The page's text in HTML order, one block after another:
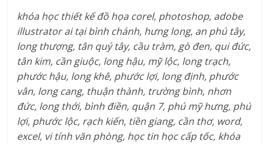
khóa học thiết kế đồ họa corel, photoshop, adobe
illustrator ai tại bình chánh, hưng long, an phú tây,
long thượng, tân quý tây, cầu tràm, gò đen, qui đức,
tân kim, cần giuộc, long hậu, mỹ lộc, long trạch,
phước hậu, long khê, phước lợi, long định, phước
vân, long cang, thuận thành, trường bình, nhơn
đức, long thới, bình điền, quận 7, phú mỹ hưng, phú
lợi, phước lộc, rạch kiến, tiền giang, cần thơ, word,
excel, vi tính văn phòng, học tin học cấp tốc, khóa